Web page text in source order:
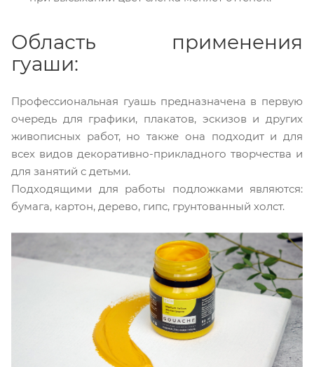
Область применения
гуаши:
Профессиональная гуашь предназначена в первую
очередь для графики, плакатов, эскизов и других
живописных работ, но также она подходит и для
всех видов декоративно-прикладного творчества и
для занятий с детьми.
Подходящими для работы подложками являются:
бумага, картон, дерево, гипс, грунтованный холст.